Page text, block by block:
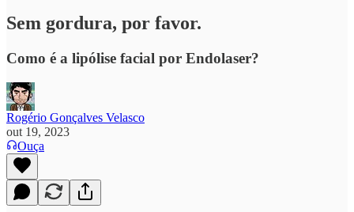
Sem gordura, por favor.
Como é a lipólise facial por Endolaser?
Rogério Gonçalves Velasco
out 19, 2023
Ouça